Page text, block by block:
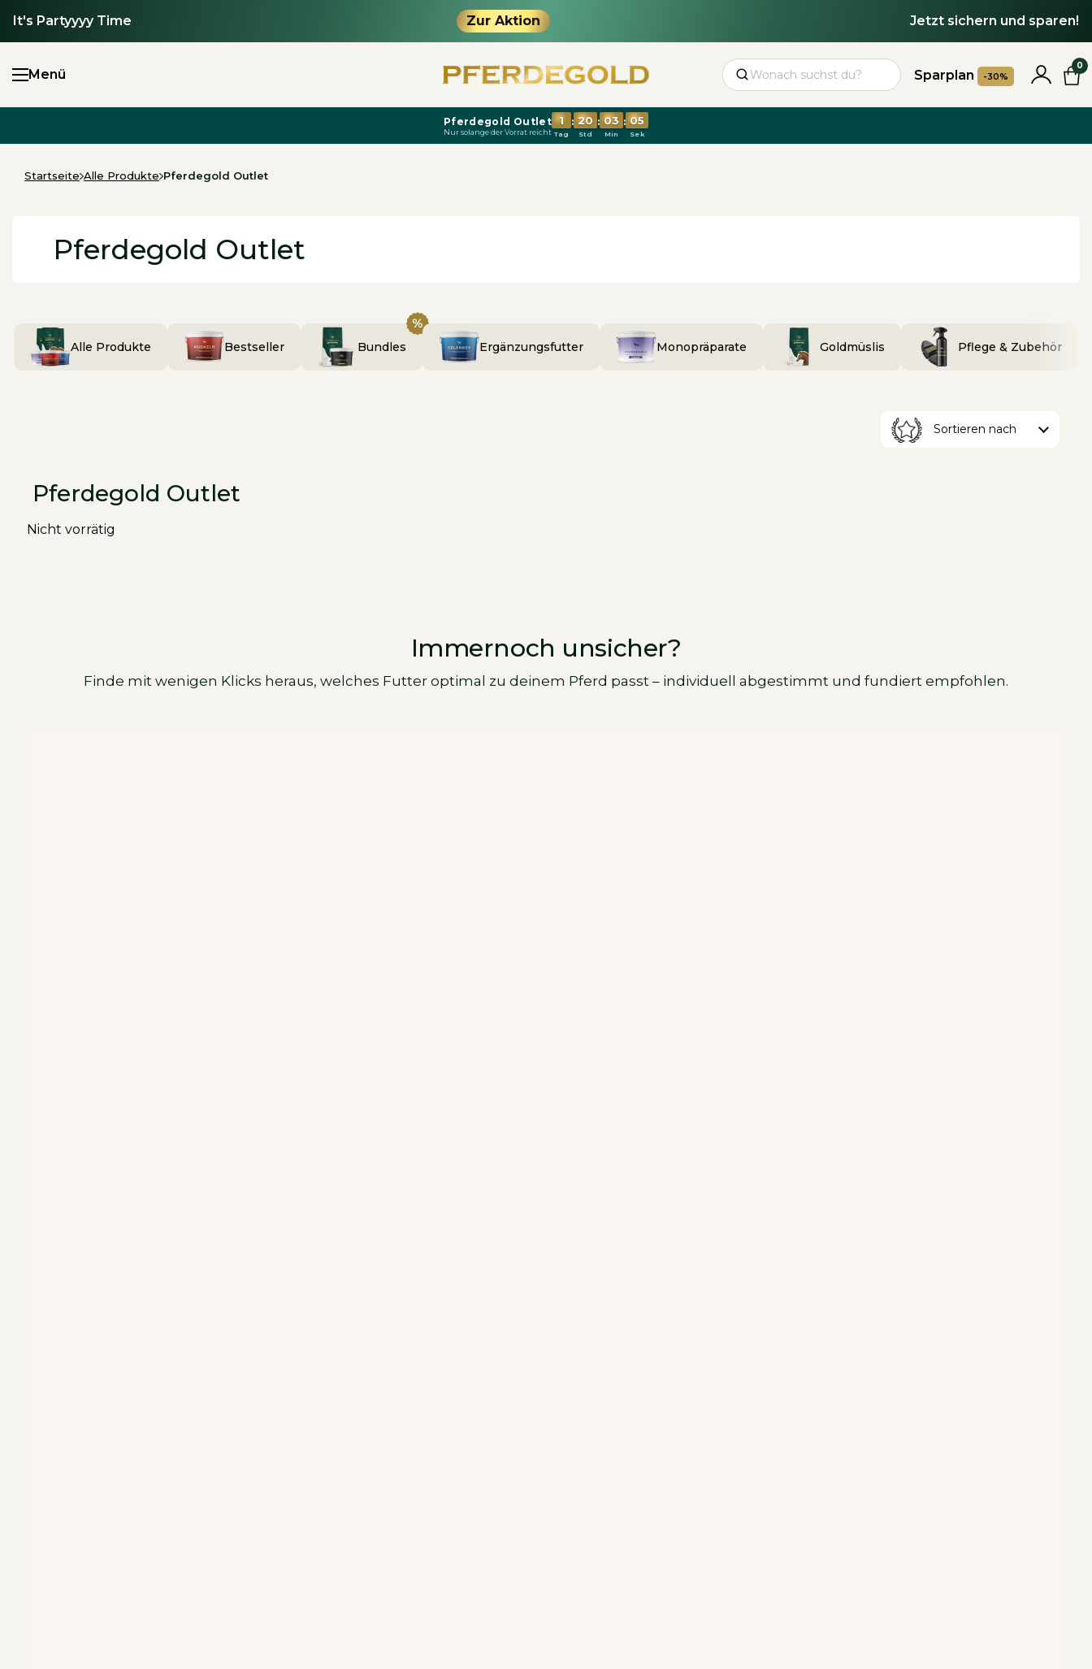
↵Zum Inhalt springen
↵Zum Menü springen
↵Barrierefreiheits-Widget öffnen
It's Partyyyy Time Zur Aktion Jetzt sichern und sparen!
Menü öffnen
Menü Suchen Sparplan -30%
0
Pferdegold Outlet
Nur solange der Vorrat reicht
1
Tag
: 20
Std
: 03
Min
: 04
Sek
Startseite Alle Produkte Pferdegold Outlet
Pferdegold Outlet
Alle Produkte Bestseller Bundles Ergänzungsfutter Monopräparate Goldmüslis Pflege & Zubehör
Produkte sortieren nach
Pferdegold Outlet
Nicht vorrätig
Immernoch unsicher?
Finde mit wenigen Klicks heraus, welches Futter optimal zu deinem Pferd passt – individuell abgestimmt und fundiert empfohlen.